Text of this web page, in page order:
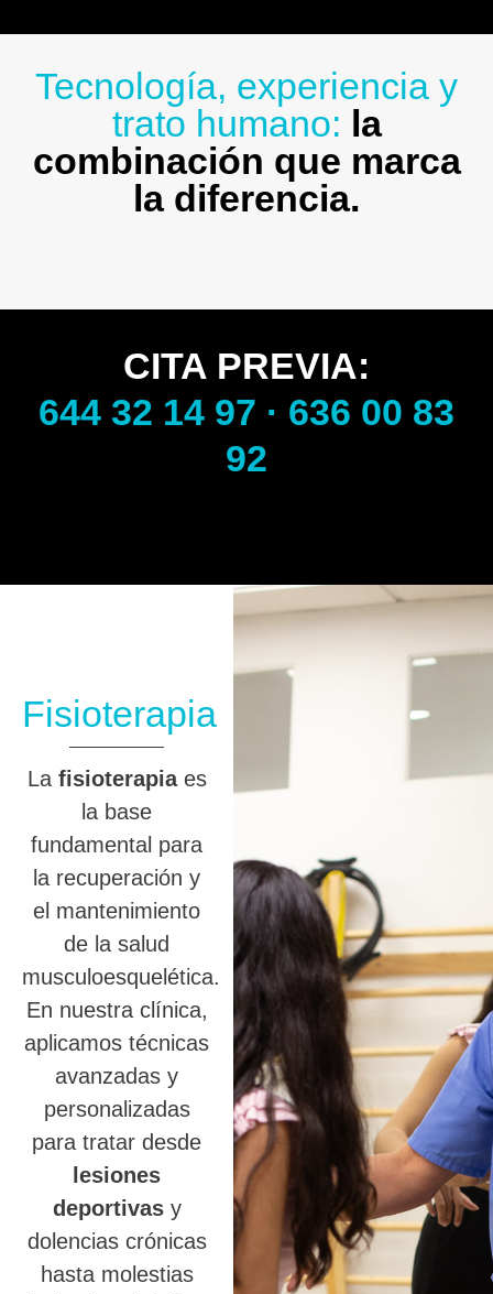
Tecnología, experiencia y
trato humano: la
combinación que marca
la diferencia.
CITA PREVIA:
644 32 14 97 · 636 00 83
92
Fisioterapia
La fisioterapiaes
la base
fundamental para
la recuperación y
el mantenimiento
de la salud
musculoesquelética.
En nuestra clínica,
aplicamos técnicas
avanzadas y
personalizadas
para tratar desde
lesiones
deportivasy
dolencias crónicas
hasta molestias